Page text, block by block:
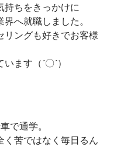
持ちをきっかけに
へ就職しました。
リングも好きでお客様
ます（´〇´）
で通学。
苦ではなく毎日るん